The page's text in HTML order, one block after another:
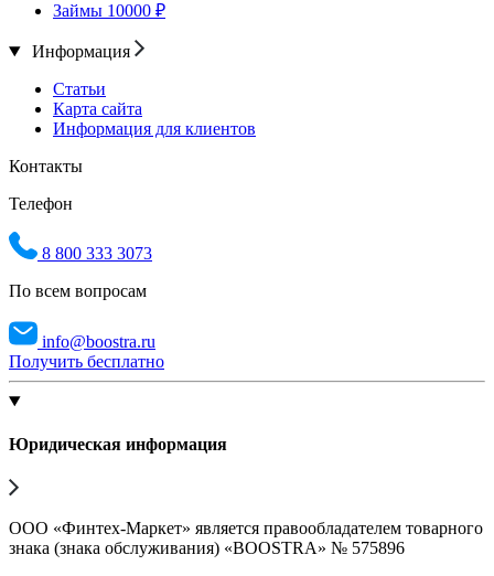
Займы 10000 ₽
Информация
Статьи
Карта сайта
Информация для клиентов
Контакты
Телефон
8 800 333 3073
По всем вопросам
info@boostra.ru
Получить бесплатно
Юридическая информация
ООО «Финтех-Маркет» является правообладателем товарного
знака (знака обслуживания) «BOOSTRA» № 575896